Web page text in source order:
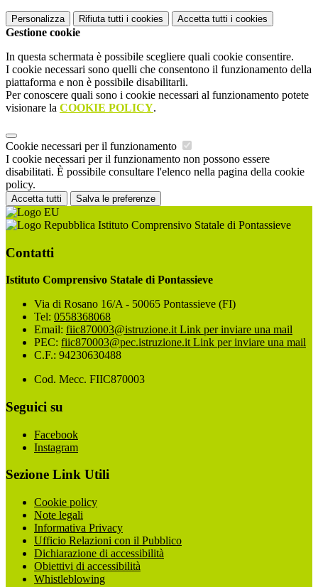
Personalizza Rifiuta tutti i cookies Accetta tutti i cookies
Gestione cookie
In questa schermata è possibile scegliere quali cookie consentire.
I cookie necessari sono quelli che consentono il funzionamento della
piattaforma e non è possibile disabilitarli.
Per conoscere quali sono i cookie necessari al funzionamento potete
visionare la COOKIE POLICY.
Cookie necessari per il funzionamento
I cookie necessari per il funzionamento non possono essere
disabilitati. È possibile consultare l'elenco nella pagina della cookie
policy.
Accetta tutti Salva le preferenze
Istituto Comprensivo Statale di Pontassieve
Contatti
Istituto Comprensivo Statale di Pontassieve
Via di Rosano 16/A - 50065 Pontassieve (FI)
Tel: 0558368068
Email: fiic870003@istruzione.it Link per inviare una mail
PEC: fiic870003@pec.istruzione.it Link per inviare una mail
C.F.: 94230630488
Cod. Mecc. FIIC870003
Seguici su
Facebook
Instagram
Sezione Link Utili
Cookie policy
Note legali
Informativa Privacy
Ufficio Relazioni con il Pubblico
Dichiarazione di accessibilità
Obiettivi di accessibilità
Whistleblowing